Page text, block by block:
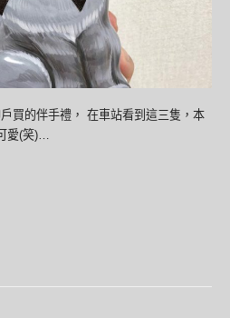
買的伴手禮， 在車站看到這三隻，本
愛(笑)…